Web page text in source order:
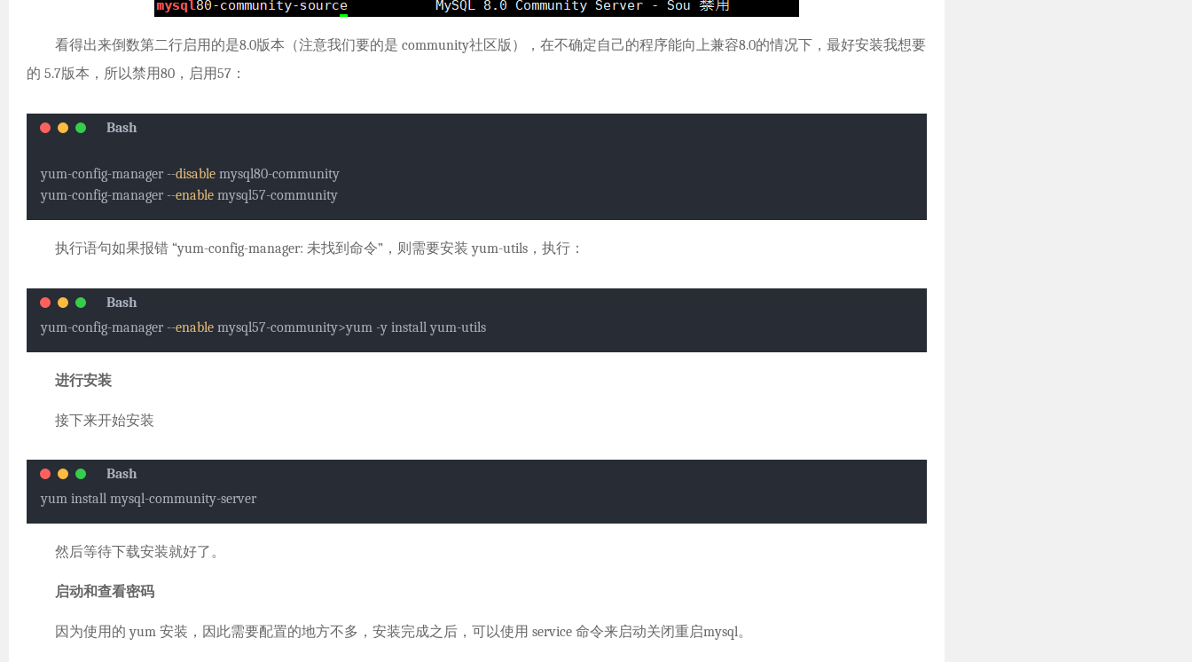
看得出来倒数第二行启用的是8.0版本（注意我们要的是 community社区版），在不确定自己的程序能向上兼容8.0的情况下，最好安装我想要
的 5.7版本，所以禁用80，启用57：
yum-config-manager --disable mysql80-community
yum-config-manager --enable
执行语句如果报错 “yum-config-manager: 未找到命令”，则需要安装 yum-utils，执行：
yum-config-manager --enable mysql57-community>yum -y install yum-utils
进行安装
接下来开始安装
yum install mysql-community-server
然后等待下载安装就好了。
启动和查看密码
因为使用的 yum 安装，因此需要配置的地方不多，安装完成之后，可以使用 service 命令来启动关闭重启mysql。